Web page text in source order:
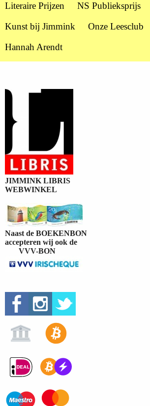
Literaire Prijzen
NS Publieksprijs
Kunst bij Jimmink
Onze Leesclub
Hannah Arendt
JIMMINK LIBRIS
WEBWINKEL
Naast de BOEKENBON
accepteren wij ook de
VVV-BON